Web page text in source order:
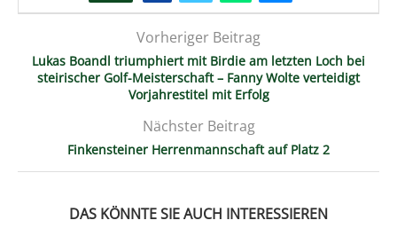
Vorheriger Beitrag
Lukas Boandl triumphiert mit Birdie am letzten Loch bei
steirischer Golf-Meisterschaft – Fanny Wolte verteidigt
Vorjahrestitel mit Erfolg
Nächster Beitrag
Finkensteiner Herrenmannschaft auf Platz 2
DAS KÖNNTE SIE AUCH INTERESSIEREN